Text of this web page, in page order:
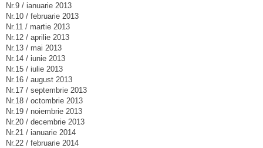
Nr.9 / ianuarie 2013
Nr.10 / februarie 2013
Nr.11 / martie 2013
Nr.12 / aprilie 2013
Nr.13 / mai 2013
Nr.14 / iunie 2013
Nr.15 / iulie 2013
Nr.16 / august 2013
Nr.17 / septembrie 2013
Nr.18 / octombrie 2013
Nr.19 / noiembrie 2013
Nr.20 / decembrie 2013
Nr.21 / ianuarie 2014
Nr.22 / februarie 2014